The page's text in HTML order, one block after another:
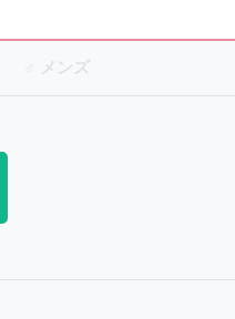
♂ メンズ